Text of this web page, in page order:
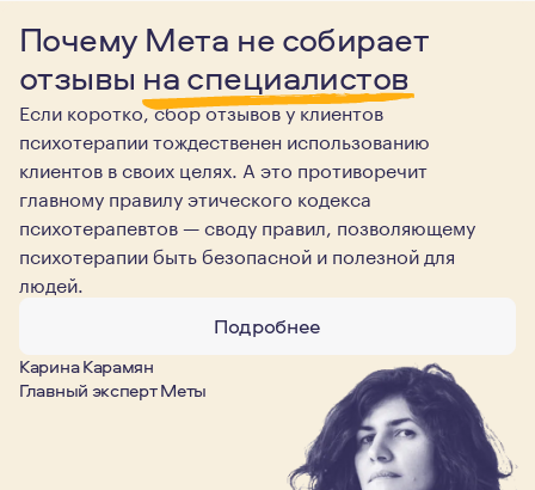
Почему Мета не собирает
отзывы на специалистов
Если коротко, сбор отзывов у клиентов
психотерапии тождественен использованию
клиентов в своих целях. А это противоречит
главному правилу этического кодекса
психотерапевтов — своду правил, позволяющему
психотерапии быть безопасной и полезной для
людей.
Подробнее
Карина Карамян
Главный эксперт Меты